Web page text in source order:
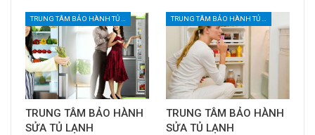
TRUNG TÂM BẢO HÀNH TỦ LẠNH TẠI TPHCM
TRUNG TÂM BẢO HÀNH
SỬA TỦ LẠNH
TRUNG TÂM BẢO HÀNH TỦ LẠNH TẠI TPHCM
TRUNG TÂM BẢO HÀNH
SỬA TỦ LẠNH